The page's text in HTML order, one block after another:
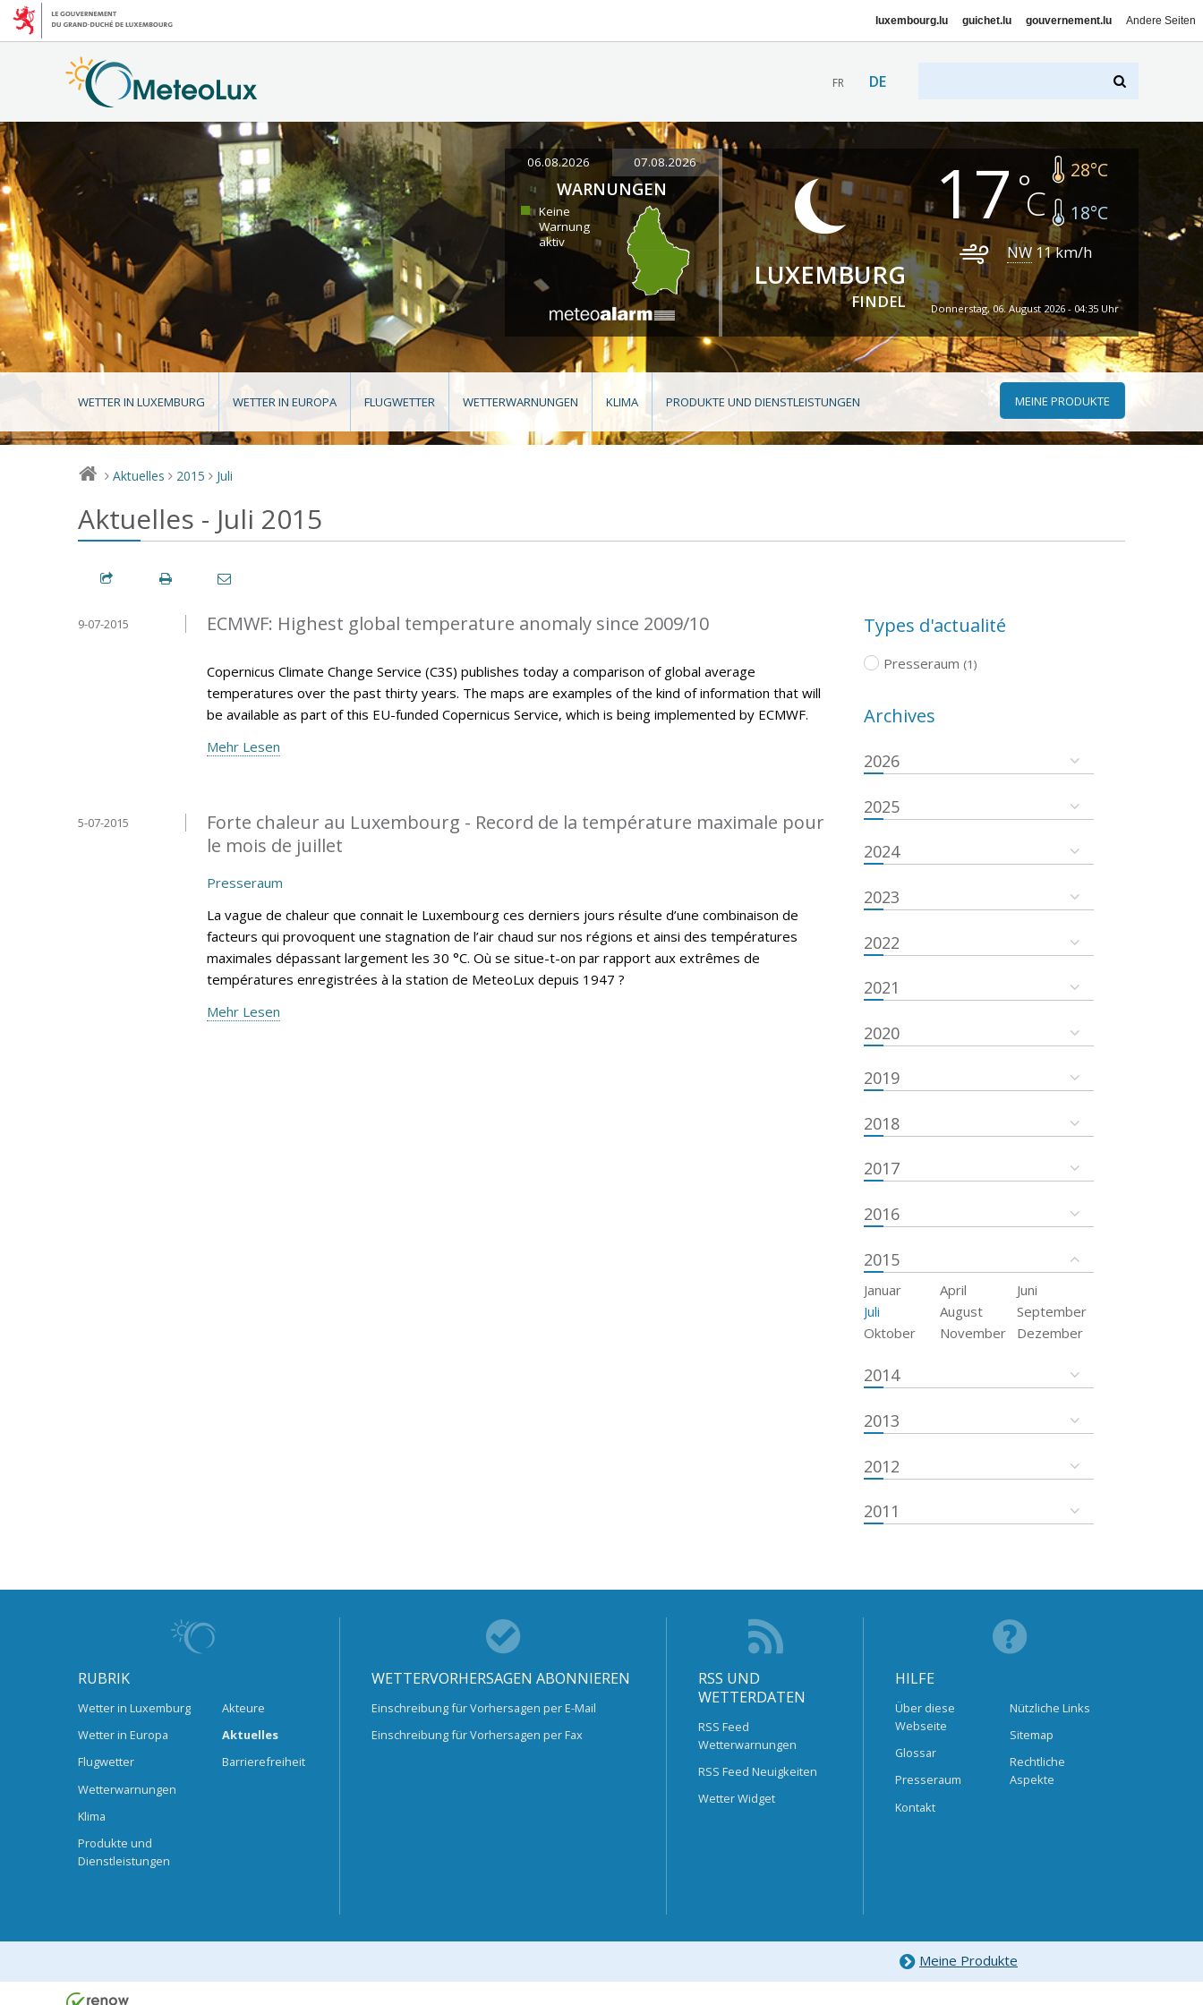
luxembourg.lu guichet.lu gouvernement.lu Andere Seiten
FR DE
06.08.2026 07.08.2026
WARNUNGEN
Keine
Warnung
aktiv
LUXEMBURG
FINDEL
17 28°C
18°C
NW 11km/h
Donnerstag, 06. August 2026 - 04:35 Uhr
WETTER IN LUXEMBURG WETTER IN EUROPA FLUGWETTER WETTERWARNUNGEN KLIMA PRODUKTE UND DIENSTLEISTUNGEN MEINE PRODUKTE
> Aktuelles > 2015 > Juli
Aktuelles - Juli 2015
ECMWF: Highest global temperature anomaly since 2009/10
9-07-2015
Copernicus Climate Change Service (C3S) publishes today a comparison of global average
temperatures over the past thirty years. The maps are examples of the kind of information that will
be available as part of this EU-funded Copernicus Service, which is being implemented by ECMWF.
Mehr Lesen
Forte chaleur au Luxembourg - Record de la température maximale pour
le mois de juillet
5-07-2015
Presseraum
La vague de chaleur que connait le Luxembourg ces derniers jours résulte d’une combinaison de
facteurs qui provoquent une stagnation de l’air chaud sur nos régions et ainsi des températures
maximales dépassant largement les 30 °C. Où se situe-t-on par rapport aux extrêmes de
températures enregistrées à la station de MeteoLux depuis 1947 ?
Mehr Lesen
Types d'actualité
Presseraum (1)
Archives
2026
2025
2024
2023
2022
2021
2020
2019
2018
2017
2016
2015
Januar April
Juni
Juli
August
September
Oktober
November Dezember
2014
2013
2012
2011
RUBRIK
Wetter in Luxemburg
Wetter in Europa
Flugwetter
Wetterwarnungen
Klima
Produkte und
Dienstleistungen
Akteure
Aktuelles
Barrierefreiheit
WETTERVORHERSAGEN ABONNIEREN
Einschreibung für Vorhersagen per E-Mail
Einschreibung für Vorhersagen per Fax
RSS UND
WETTERDATEN
RSS Feed
Wetterwarnungen
RSS Feed Neuigkeiten
Wetter Widget
HILFE
Über diese
Webseite
Glossar
Presseraum
Kontakt
Nützliche Links
Sitemap
Rechtliche
Aspekte
Meine Produkte